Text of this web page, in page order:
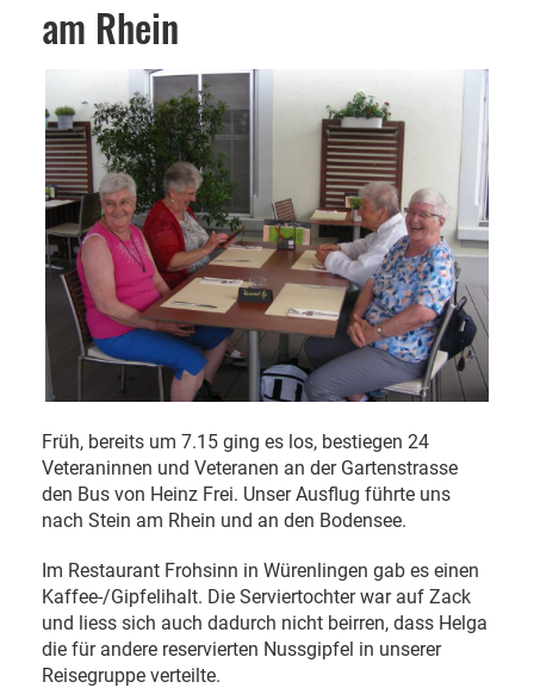
am Rhein
Früh, bereits um 7.15 ging es los, bestiegen 24
Veteraninnen und Veteranen an der Gartenstrasse
den Bus von Heinz Frei. Unser Ausflug führte uns
nach Stein am Rhein und an den Bodensee.
Im Restaurant Frohsinn in Würenlingen gab es einen
Kaffee-/Gipfelihalt. Die Serviertochter war auf Zack
und liess sich auch dadurch nicht beirren, dass Helga
die für andere reservierten Nussgipfel in unserer
Reisegruppe verteilte.